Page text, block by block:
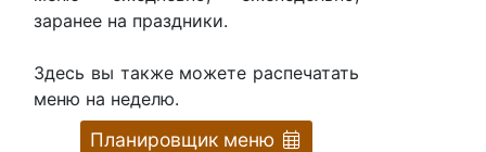
заранее на праздники.
Здесь вы также можете распечатать
меню на неделю.
Планировщик меню